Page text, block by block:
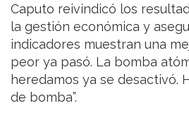
Caputo reivindicó los
la gestión económica y
indicadores muestran una
peor ya pasó. La bomba
heredamos ya se desactivó.
de bomba”.